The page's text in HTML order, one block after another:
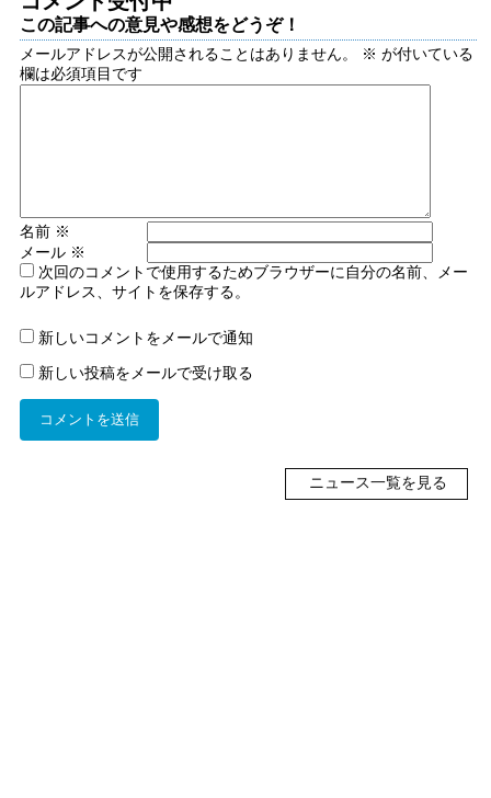
この記事への意見や感想をどうぞ！
メールアドレスが公開されることはありません。 ※ が付いている
欄は必須項目です
名前 ※
メール ※
次回のコメントで使用するためブラウザーに自分の名前、メー
ルアドレス、サイトを保存する。
新しいコメントをメールで通知
新しい投稿をメールで受け取る
ニュース一覧を見る